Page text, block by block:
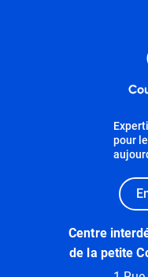
pour
Centre
de la petite